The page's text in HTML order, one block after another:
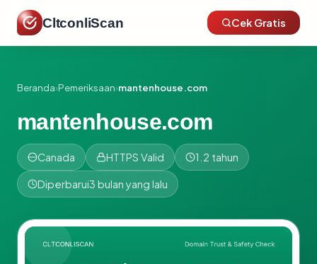
CltconliScan Cek Gratis
Beranda›Pemeriksaan›mantenhouse.com
mantenhouse.com
Canada HTTPS Valid 1.2 tahun
Diperbarui3 bulan yang lalu